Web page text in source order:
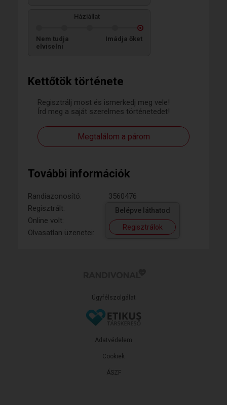
Kettőtök története
Regisztrálj most és ismerkedj meg vele!
Írd meg a saját szerelmes történetedet!
Megtalálom a párom
További információk
Randiazonosító:
3560476
Regisztrált:
Online volt:
Olvasatlan üzenetei:
Belépve láthatod
Regisztrálok
Háziállat
Nem tudja
elviselni
Imádja őket
Ügyfélszolgálat
ÁSZF
Adatvédelem
Cookiek